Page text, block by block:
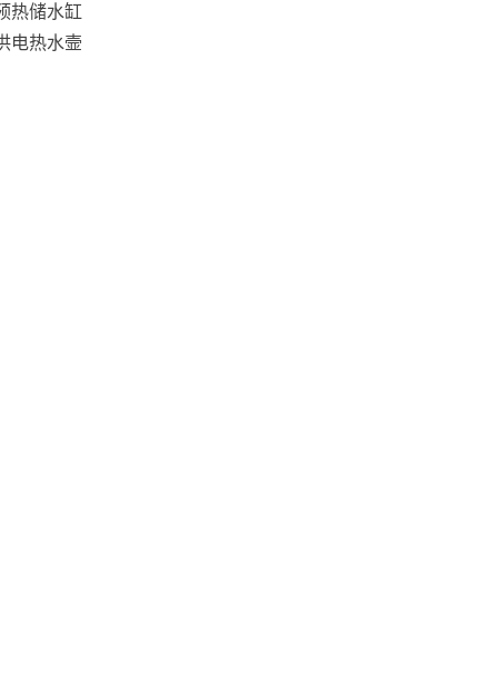
热储水缸
电热水壸